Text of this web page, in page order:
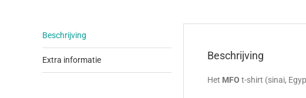
Beschrijving
Extra informatie Beschrijving
Het MFO t-shirt (sinai,